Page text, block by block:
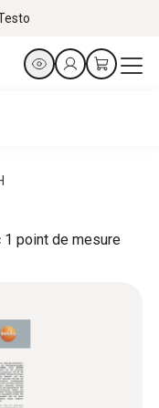
1 point de mesure